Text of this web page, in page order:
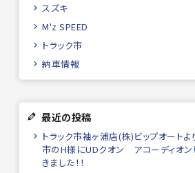
スズキ
M'z SPEED
トラック市
納車情報
最近の投稿
トラック市袖ヶ浦店(株)ビップオートよ
市のH様にUDクオン アコーディオ
きました！！